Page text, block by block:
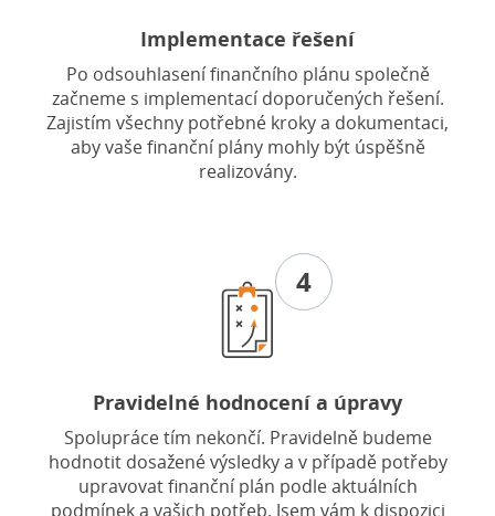
Implementace řešení
Po odsouhlasení finančního plánu společně
začneme s implementací doporučených řešení.
Zajistím všechny potřebné kroky a dokumentaci,
aby vaše finanční plány mohly být úspěšně
realizovány.
4
Pravidelné hodnocení a úpravy
Spolupráce tím nekončí. Pravidelně budeme
hodnotit dosažené výsledky a v případě potřeby
upravovat finanční plán podle aktuálních
podmínek a vašich potřeb. Jsem vám k dispozici